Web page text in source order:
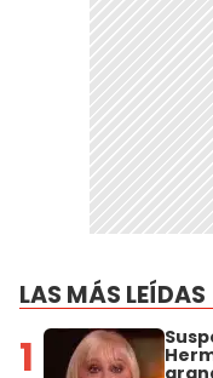
LAS MÁS LEÍDAS
1